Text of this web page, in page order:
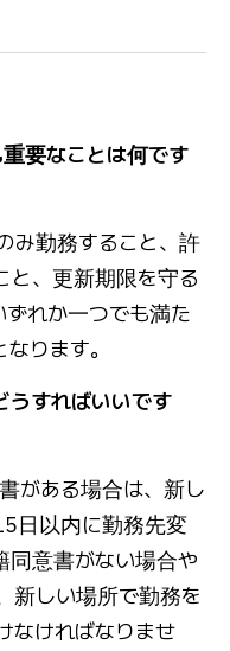
要なことは何です
み勤務すること、許
と、更新期限を守る
れか一つでも満た
ります。
すればいいです
がある場合は、新し
日以内に勤務先変
同意書がない場合や
新しい場所で勤務を
なければなりませ